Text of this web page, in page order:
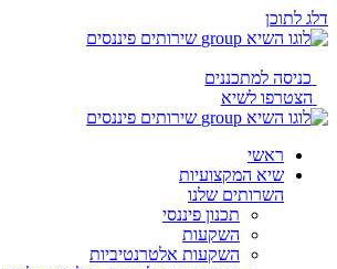
דלג לתוכן
כניסה למתכננים
הצטרפו לשיא
ראשי
שיא המקצועיות
השרותים שלנו
תכנון פיננסי
השקעות
השקעות אלטרנטיביות